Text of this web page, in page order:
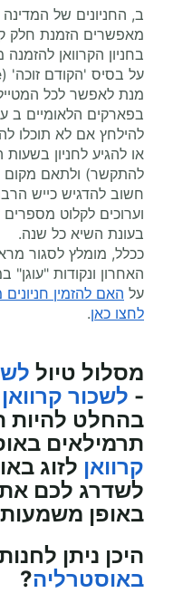
בחניון הקרוואן
מנת לאפשר לכל
בפארקים הלאומיים ב
להילחץ אם לא תוכלו
או להגיע לחניון
להתקשר) ולתאם מקום
חשוב להדגיש כייש
וערוכים לקלוט
בעונת השיא כל שנה.
ככלל, מומלץ לסגור
האחרון ונקודות "עוגן"
על האם להזמין
לחצו כאן.
מסלול טיול
- לשכור קרוואן
בהחלט להיות
תרמילאים
קרוואן לזוג
לשדרג לכם את
באופן
היכן ניתן
באוסטרליה?